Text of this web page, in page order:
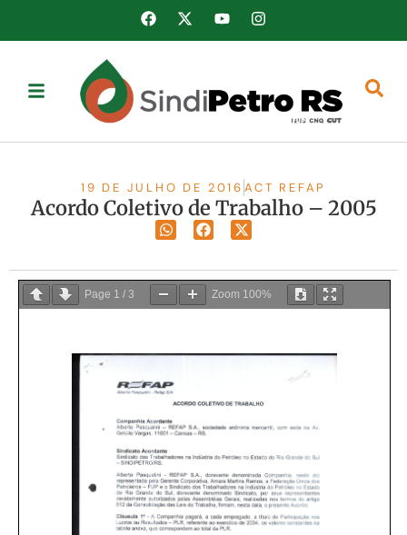
19 DE JULHO DE 2016 ACT REFAP
Acordo Coletivo de Trabalho – 2005
Page 1 / 3 Zoom 100%